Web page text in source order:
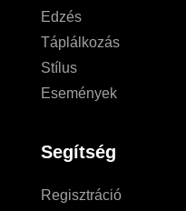
Edzés
Táplálkozás
Stílus
Események
Segítség
Regisztráció